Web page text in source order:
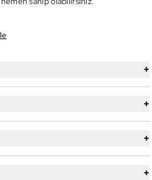
+
+
+
+